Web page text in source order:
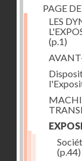
PAGE
LES
(p.1)
(p.44)